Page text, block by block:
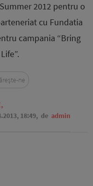
2012 pentru o
cu Fundatia
campania “Bring
,
18:49, de admin
ne